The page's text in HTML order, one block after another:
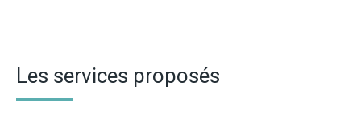
Les services proposés